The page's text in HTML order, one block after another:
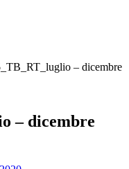
– dicembre
– dicembre